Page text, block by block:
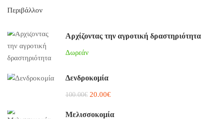
Περιβάλλον
Αρχίζοντας την αγροτική δραστηριότητα
Δωρεάν
Δενδροκομία
100.00€ 20.00€
Μελισσοκομία